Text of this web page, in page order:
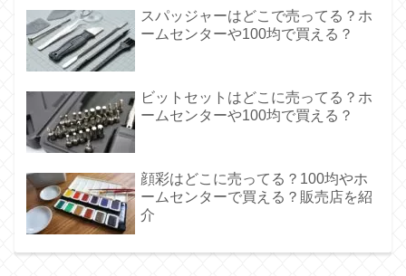
スパッジャーはどこで売ってる？ホ
ームセンターや100均で買える？
ビットセットはどこに売ってる？ホ
ームセンターや100均で買える？
顔彩はどこに売ってる？100均やホ
ームセンターで買える？販売店を紹
介